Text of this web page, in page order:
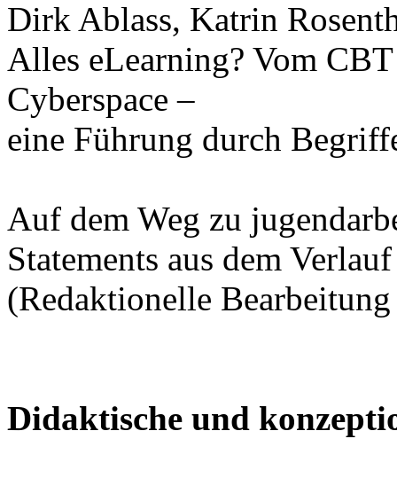
Dirk Ablass, Katrin
Alles eLearning? Vom
Cyberspace –
eine Führung durch
Auf dem Weg zu
Statements aus dem
(Redaktionelle
Didaktische und